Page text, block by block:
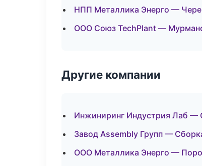
НПП Металлика Энерго —
ООО Союз TechPlant —
Другие компании
Инжиниринг Индустрия Лаб —
Завод Assembly Групп —
ООО Металлика Энерго —